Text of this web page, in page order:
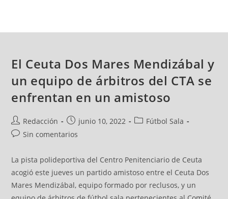
El Ceuta Dos Mares Mendizábal y
un equipo de árbitros del CTA se
enfrentan en un amistoso
Redacción junio 10, 2022
Fútbol Sala
Sin comentarios
La pista polideportiva del Centro Penitenciario de Ceuta
acogió este jueves un partido amistoso entre el Ceuta Dos
Mares Mendizábal, equipo formado por reclusos, y un